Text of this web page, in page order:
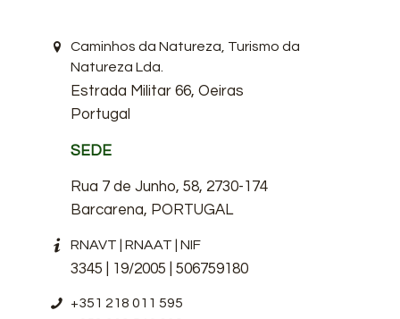
Caminhos da Natureza, Turismo da
Natureza Lda.
Estrada Militar 66, Oeiras
Portugal
SEDE
Rua 7 de Junho, 58, 2730-174
Barcarena, PORTUGAL
RNAVT | RNAAT | NIF
3345 | 19/2005 | 506759180
+351 218 011 595